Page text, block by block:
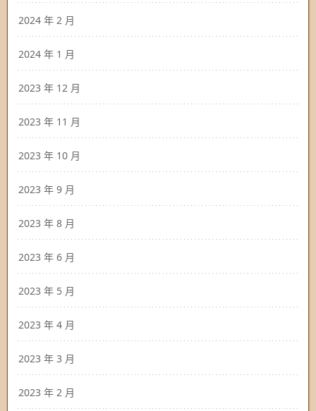
2024 年 2 月
2024 年 1 月
2023 年 12 月
2023 年 11 月
2023 年 10 月
2023 年 9 月
2023 年 8 月
2023 年 6 月
2023 年 5 月
2023 年 4 月
2023 年 3 月
2023 年 2 月